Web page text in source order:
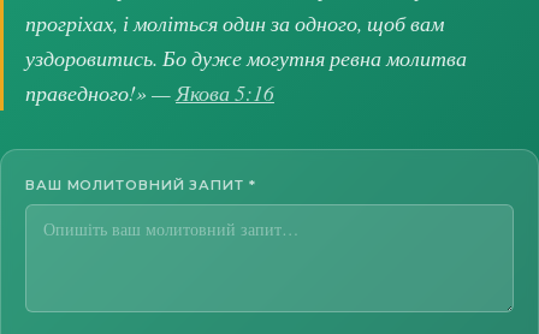
прогріхах, і моліться один за одного, щоб вам
уздоровитись. Бо дуже могутня ревна молитва
праведного!» —Якова 5:16
ВАШ МОЛИТОВНИЙ ЗАПИТ *